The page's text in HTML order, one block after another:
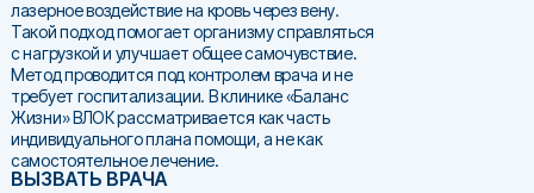
лазерное воздействие на кровь через вену.
Такой подход помогает организму справляться
с нагрузкой и улучшает общее самочувствие.
Метод проводится под контролем врача и не
требует госпитализации. В клинике «Баланс
Жизни» ВЛОК рассматривается как часть
индивидуального плана помощи, а не как
самостоятельное лечение.
ВЫЗВАТЬ ВРАЧА